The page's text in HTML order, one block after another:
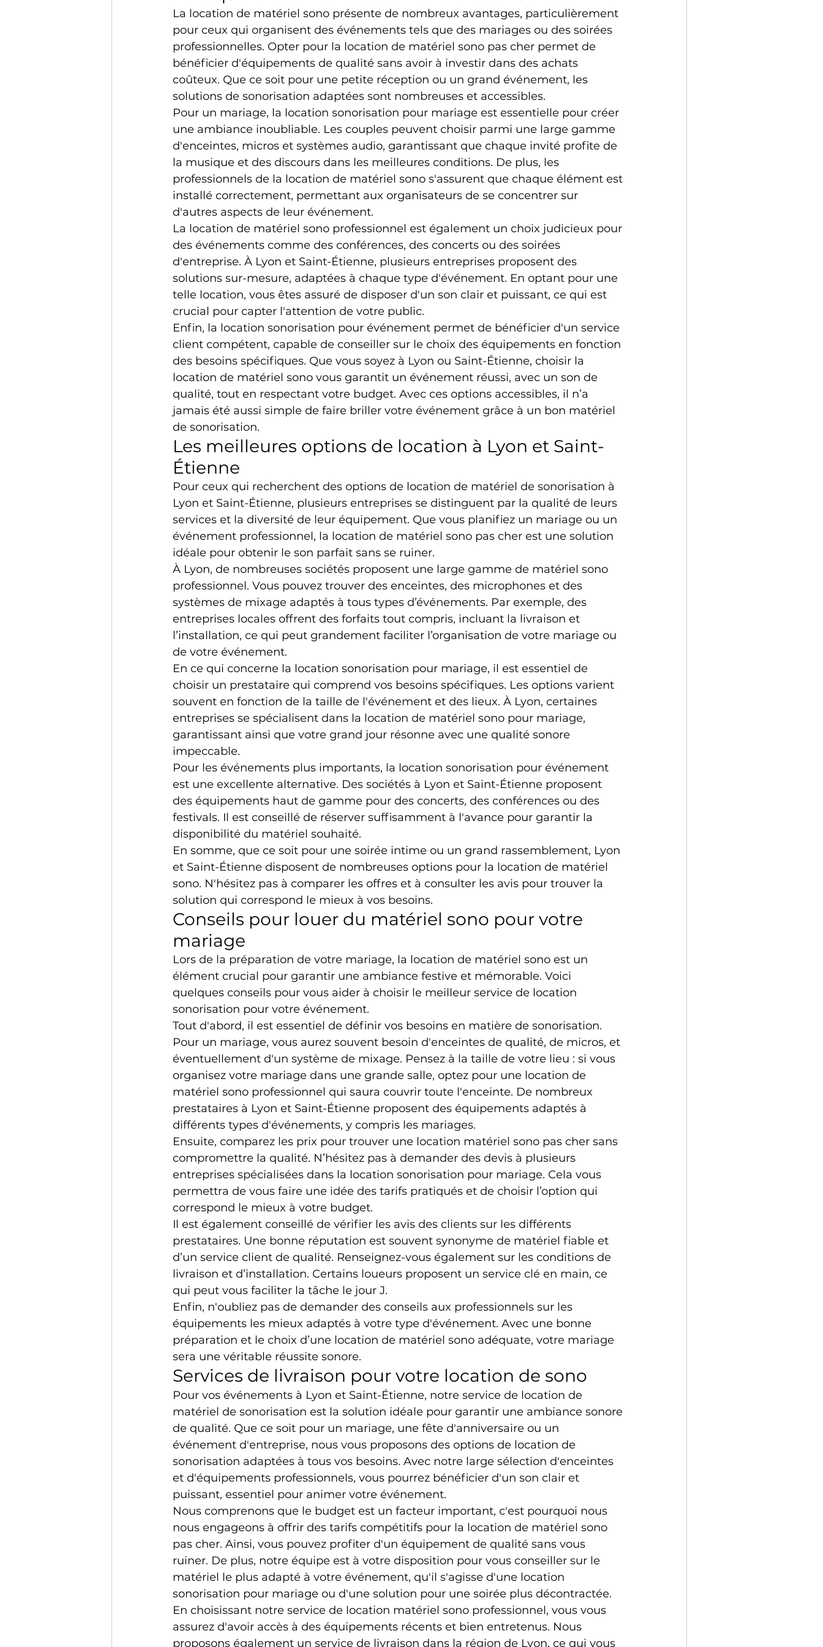
La location de matériel sono présente de nombreux avantages, particulièrement
pour ceux qui organisent des événements tels que des mariages ou des soirées
professionnelles. Opter pour la location de matériel sono pas cher permet de
bénéficier d'équipements de qualité sans avoir à investir dans des achats
coûteux. Que ce soit pour une petite réception ou un grand événement, les
solutions de sonorisation adaptées sont nombreuses et accessibles.
Pour un mariage, la location sonorisation pour mariage est essentielle pour créer
une ambiance inoubliable. Les couples peuvent choisir parmi une large gamme
d'enceintes, micros et systèmes audio, garantissant que chaque invité profite de
la musique et des discours dans les meilleures conditions. De plus, les
professionnels de la location de matériel sono s'assurent que chaque élément est
installé correctement, permettant aux organisateurs de se concentrer sur
d'autres aspects de leur événement.
La location de matériel sono professionnel est également un choix judicieux pour
des événements comme des conférences, des concerts ou des soirées
d'entreprise. À Lyon et Saint-Étienne, plusieurs entreprises proposent des
solutions sur-mesure, adaptées à chaque type d'événement. En optant pour une
telle location, vous êtes assuré de disposer d'un son clair et puissant, ce qui est
crucial pour capter l'attention de votre public.
Enfin, la location sonorisation pour événement permet de bénéficier d'un service
client compétent, capable de conseiller sur le choix des équipements en fonction
des besoins spécifiques. Que vous soyez à Lyon ou Saint-Étienne, choisir la
location de matériel sono vous garantit un événement réussi, avec un son de
qualité, tout en respectant votre budget. Avec ces options accessibles, il n’a
jamais été aussi simple de faire briller votre événement grâce à un bon matériel
de sonorisation.
Les meilleures options de location à Lyon et Saint-
Étienne
Pour ceux qui recherchent des options de location de matériel de sonorisation à
Lyon et Saint-Étienne, plusieurs entreprises se distinguent par la qualité de leurs
services et la diversité de leur équipement. Que vous planifiez un mariage ou un
événement professionnel, la location de matériel sono pas cher est une solution
idéale pour obtenir le son parfait sans se ruiner.
À Lyon, de nombreuses sociétés proposent une large gamme de matériel sono
professionnel. Vous pouvez trouver des enceintes, des microphones et des
systèmes de mixage adaptés à tous types d’événements. Par exemple, des
entreprises locales offrent des forfaits tout compris, incluant la livraison et
l’installation, ce qui peut grandement faciliter l’organisation de votre mariage ou
de votre événement.
En ce qui concerne la location sonorisation pour mariage, il est essentiel de
choisir un prestataire qui comprend vos besoins spécifiques. Les options varient
souvent en fonction de la taille de l'événement et des lieux. À Lyon, certaines
entreprises se spécialisent dans la location de matériel sono pour mariage,
garantissant ainsi que votre grand jour résonne avec une qualité sonore
impeccable.
Pour les événements plus importants, la location sonorisation pour événement
est une excellente alternative. Des sociétés à Lyon et Saint-Étienne proposent
des équipements haut de gamme pour des concerts, des conférences ou des
festivals. Il est conseillé de réserver suffisamment à l'avance pour garantir la
disponibilité du matériel souhaité.
En somme, que ce soit pour une soirée intime ou un grand rassemblement, Lyon
et Saint-Étienne disposent de nombreuses options pour la location de matériel
sono. N'hésitez pas à comparer les offres et à consulter les avis pour trouver la
solution qui correspond le mieux à vos besoins.
Conseils pour louer du matériel sono pour votre
mariage
Lors de la préparation de votre mariage, la location de matériel sono est un
élément crucial pour garantir une ambiance festive et mémorable. Voici
quelques conseils pour vous aider à choisir le meilleur service de location
sonorisation pour votre événement.
Tout d'abord, il est essentiel de définir vos besoins en matière de sonorisation.
Pour un mariage, vous aurez souvent besoin d'enceintes de qualité, de micros, et
éventuellement d'un système de mixage. Pensez à la taille de votre lieu : si vous
organisez votre mariage dans une grande salle, optez pour une location de
matériel sono professionnel qui saura couvrir toute l'enceinte. De nombreux
prestataires à Lyon et Saint-Étienne proposent des équipements adaptés à
différents types d'événements, y compris les mariages.
Ensuite, comparez les prix pour trouver une location matériel sono pas cher sans
compromettre la qualité. N’hésitez pas à demander des devis à plusieurs
entreprises spécialisées dans la location sonorisation pour mariage. Cela vous
permettra de vous faire une idée des tarifs pratiqués et de choisir l’option qui
correspond le mieux à votre budget.
Il est également conseillé de vérifier les avis des clients sur les différents
prestataires. Une bonne réputation est souvent synonyme de matériel fiable et
d’un service client de qualité. Renseignez-vous également sur les conditions de
livraison et d’installation. Certains loueurs proposent un service clé en main, ce
qui peut vous faciliter la tâche le jour J.
Enfin, n'oubliez pas de demander des conseils aux professionnels sur les
équipements les mieux adaptés à votre type d'événement. Avec une bonne
préparation et le choix d’une location de matériel sono adéquate, votre mariage
sera une véritable réussite sonore.
Services de livraison pour votre location de sono
Pour vos événements à Lyon et Saint-Étienne, notre service de location de
matériel de sonorisation est la solution idéale pour garantir une ambiance sonore
de qualité. Que ce soit pour un mariage, une fête d'anniversaire ou un
événement d'entreprise, nous vous proposons des options de location de
sonorisation adaptées à tous vos besoins. Avec notre large sélection d'enceintes
et d'équipements professionnels, vous pourrez bénéficier d'un son clair et
puissant, essentiel pour animer votre événement.
Nous comprenons que le budget est un facteur important, c'est pourquoi nous
nous engageons à offrir des tarifs compétitifs pour la location de matériel sono
pas cher. Ainsi, vous pouvez profiter d'un équipement de qualité sans vous
ruiner. De plus, notre équipe est à votre disposition pour vous conseiller sur le
matériel le plus adapté à votre événement, qu'il s'agisse d'une location
sonorisation pour mariage ou d'une solution pour une soirée plus décontractée.
En choisissant notre service de location matériel sono professionnel, vous vous
assurez d'avoir accès à des équipements récents et bien entretenus. Nous
proposons également un service de livraison dans la région de Lyon, ce qui vous